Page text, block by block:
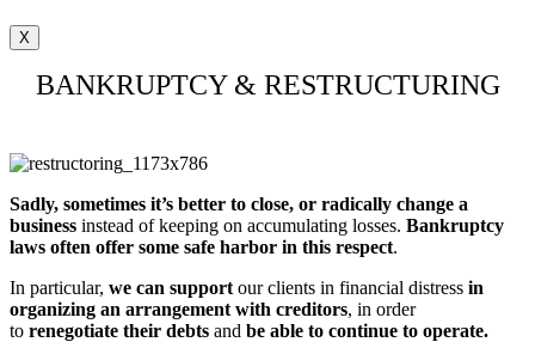
X
BANKRUPTCY & RESTRUCTURING
Sadly, sometimes it’s better to close, or radically change a
business instead of keeping on accumulating losses. Bankruptcy
laws often offer some safe harbor in this respect.
In particular, we can support our clients in financial distress in
organizing an arrangement with creditors, in order
to renegotiate their debts and be able to continue to operate.